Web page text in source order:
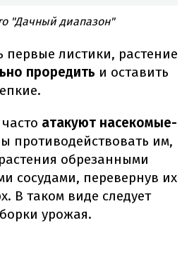
"Дачный диапазон"
первые листики, растение
проредить и оставить
атакуют насекомые-
противодействовать им,
обрезанными
сосудами, перевернув их
В таком виде следует
урожая.